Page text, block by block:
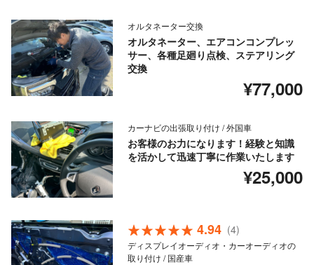
オルタネーター交換
オルタネーター、エアコンコンプレッ
サー、各種足廻り点検、ステアリング
交換
¥77,000
カーナビの出張取り付け / 外国車
お客様のお力になります！経験と知識
を活かして迅速丁寧に作業いたします
¥25,000
4.94 (4)
ディスプレイオーディオ・カーオーディオの
取り付け / 国産車